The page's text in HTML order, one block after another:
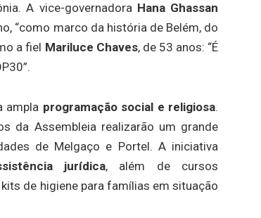
A vice-governadora Hana Ghassan
“como marco da história de Belém, do
a fiel Mariluce Chaves, de 53 anos: “É
ampla programação social e religiosa.
da Assembleia realizarão um grande
de Melgaço e Portel. A iniciativa
jurídica, além de cursos
de higiene para famílias em situação